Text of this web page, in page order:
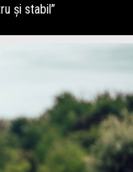
și stabil”